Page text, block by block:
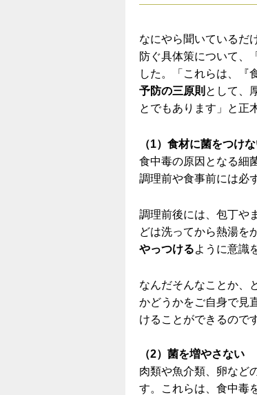
なにやら聞いているだ
防ぐ具体策について、
した。「これらは、『
予防の三原則 として、
とでもあります」と正
（1）食材に菌をつけ
食中毒の原因となる細
調理前や食事前には必ず
調理前後には、包丁や
どは洗ってから熱湯を
やっつけるように意識
なんだそんなことか、
かどうかをご自身で見
けることができるので
（2）菌を増やさない
肉類や魚介類、卵など
す。これらは、食中毒